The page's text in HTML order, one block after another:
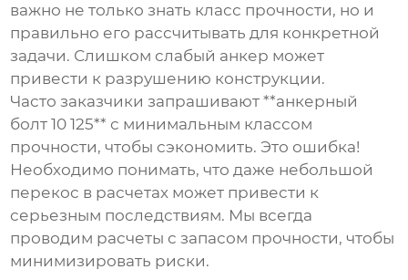
важно не только знать класс прочности, но и
правильно его рассчитывать для конкретной
задачи. Слишком слабый анкер может
привести к разрушению конструкции.
Часто заказчики запрашивают **анкерный
болт 10 125** с минимальным классом
прочности, чтобы сэкономить. Это ошибка!
Необходимо понимать, что даже небольшой
перекос в расчетах может привести к
серьезным последствиям. Мы всегда
проводим расчеты с запасом прочности, чтобы
минимизировать риски.